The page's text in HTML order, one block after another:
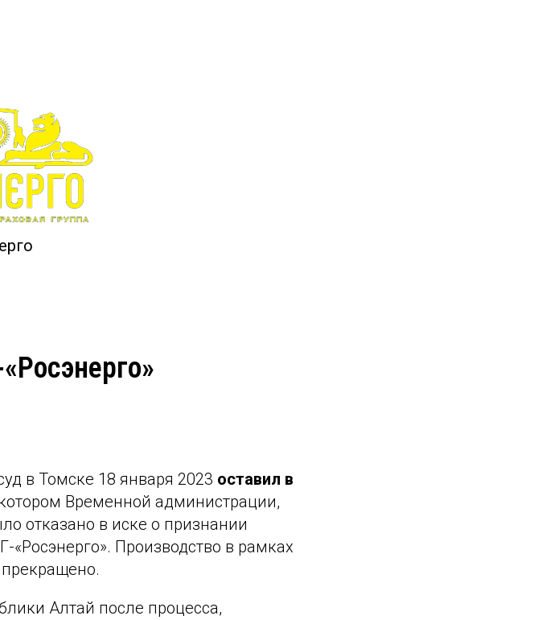
в Томске 18 января 2023 оставил в
Временной администрации,
отказано в иске о признании
Производство в рамках
Алтай после процесса,